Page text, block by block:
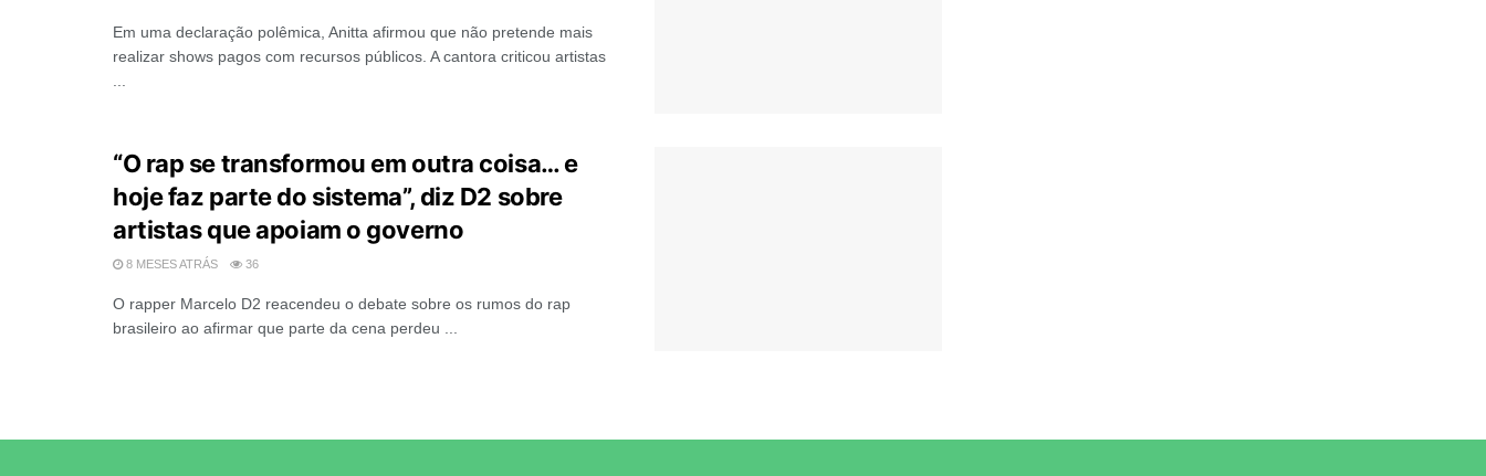
Em uma declaração polêmica, Anitta afirmou que não pretende mais
realizar shows pagos com recursos públicos. A cantora criticou artistas
“O rap se transformou em outra coisa… e
hoje faz parte do sistema”, diz D2 sobre
artistas que apoiam o governo
8 MESES ATRÁS 36
O rapper Marcelo D2 reacendeu o debate sobre os rumos do rap
brasileiro ao afirmar que parte da cena perdeu ...